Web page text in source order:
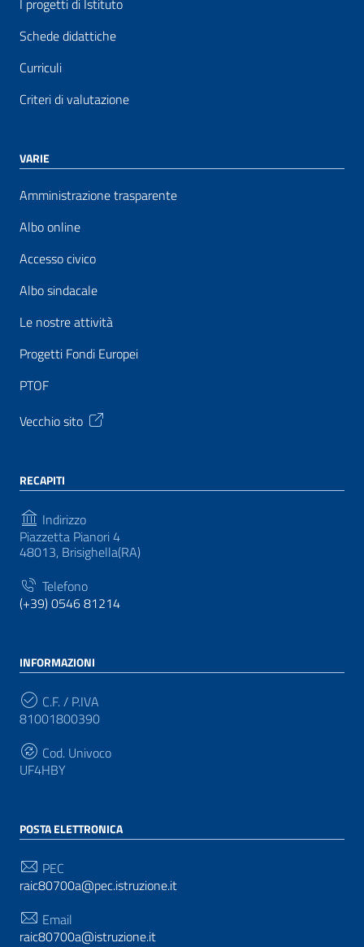
I progetti di Istituto
Schede didattiche
Curriculi
Criteri di valutazione
VARIE
Amministrazione trasparente
Albo online
Accesso civico
Albo sindacale
Le nostre attività
Progetti Fondi Europei
PTOF
Vecchio sito
RECAPITI
Indirizzo
Piazzetta Pianori 4
48013, Brisighella(RA)
Telefono
(+39) 0546 81214
INFORMAZIONI
C.F. / P.IVA
81001800390
Cod. Univoco
UF4HBY
POSTA ELETTRONICA
PEC
raic80700a@pec.istruzione.it
Email
raic80700a@istruzione.it